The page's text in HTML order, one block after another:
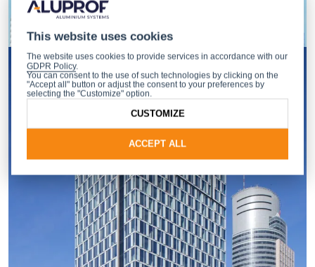
This website uses cookies
The website uses cookies to provide services in accordance with our
GDPR Policy.
You can consent to the use of such technologies by clicking on the
"Accept all" button or adjust the consent to your preferences by
selecting the "Customize" option.
ACCEPT ALL
CUSTOMIZE